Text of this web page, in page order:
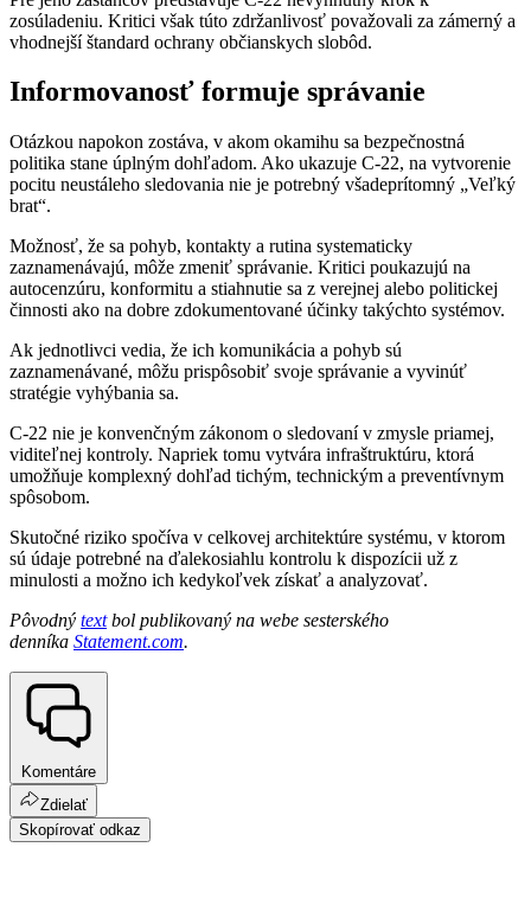
zosúladeniu. Kritici však túto zdržanlivosť považovali za zámerný a
vhodnejší štandard ochrany občianskych slobôd.
Informovanosť formuje správanie
Otázkou napokon zostáva, v akom okamihu sa bezpečnostná
politika stane úplným dohľadom. Ako ukazuje C-22, na vytvorenie
pocitu neustáleho sledovania nie je potrebný všadeprítomný „Veľký
brat“.
Možnosť, že sa pohyb, kontakty a rutina systematicky
zaznamenávajú, môže zmeniť správanie. Kritici poukazujú na
autocenzúru, konformitu a stiahnutie sa z verejnej alebo politickej
činnosti ako na dobre zdokumentované účinky takýchto systémov.
Ak jednotlivci vedia, že ich komunikácia a pohyb sú
zaznamenávané, môžu prispôsobiť svoje správanie a vyvinúť
stratégie vyhýbania sa.
C-22 nie je konvenčným zákonom o sledovaní v zmysle priamej,
viditeľnej kontroly. Napriek tomu vytvára infraštruktúru, ktorá
umožňuje komplexný dohľad tichým, technickým a preventívnym
spôsobom.
Skutočné riziko spočíva v celkovej architektúre systému, v ktorom
sú údaje potrebné na ďalekosiahlu kontrolu k dispozícii už z
minulosti a možno ich kedykoľvek získať a analyzovať.
Pôvodný textbol publikovaný na webe sesterského
denníka Statement.com.
Komentáre
Zdielať
Skopírovať odkaz